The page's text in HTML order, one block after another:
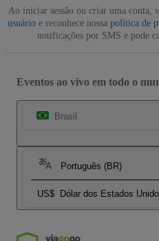
Ao iniciar sessão ou criar uma conta,
usuárioe reconhece nossa política de
notificações por SMS e pode
Eventos ao vivo em todo o
Brasil
Português (BR)
US$ Dólar dos Estados